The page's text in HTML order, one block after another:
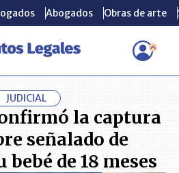
Abogados Obras de arte
La Fiscalía confirmó la captura del
Abogados Obras de arte
JUDICIAL
la captura
señalado de
bebé de 18 meses